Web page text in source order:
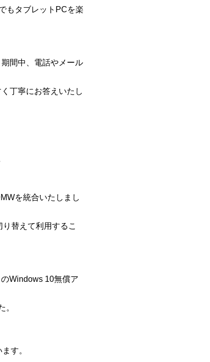
もタブレットPCを楽
間中、電話やメール
丁寧にお答えいたし
を統合いたしまし
替えて利用するこ
Windows 10無償ア
。
す。